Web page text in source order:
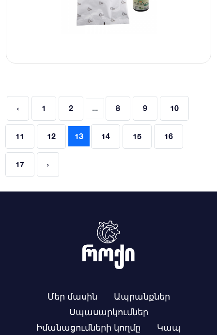
‹ 1 2 ... 8 9 10
11 12 13 14 15 16
17 ›
Մեր մասին
Ապրանքներ
Սպասարկումներ
Իմանացումների կողմը
Կապ